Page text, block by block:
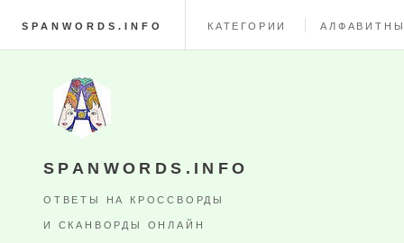
SPANWORDS.INFO КАТЕГОРИИ
SPANWORDS.INFO
ОТВЕТЫ НА КРОССВОРДЫ
И СКАНВОРДЫ ОНЛАЙН